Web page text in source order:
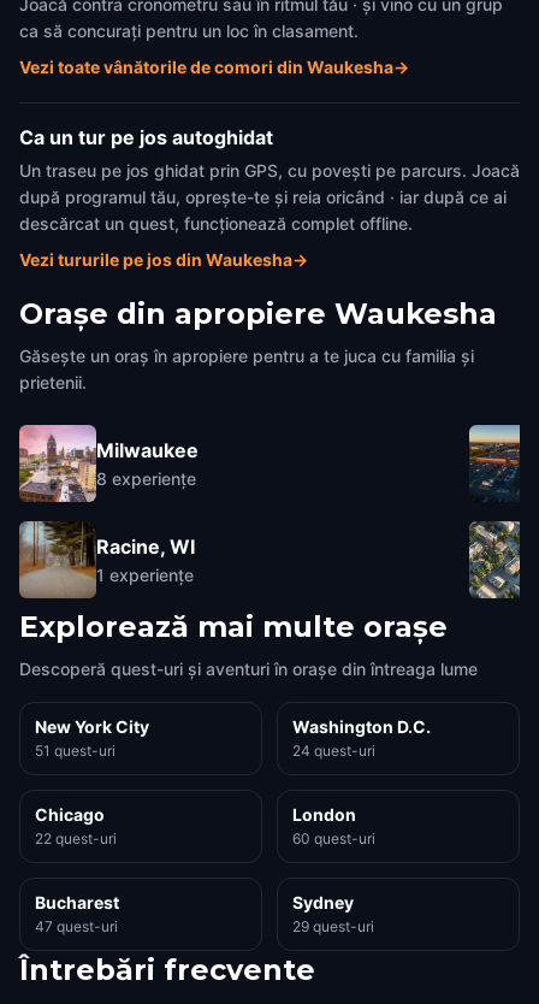
Joacă contra cronometru sau în ritmul tău · și vino cu un grup
ca să concurați pentru un loc în clasament.
Vezi toate vânătorile de comori din Waukesha→
Ca un tur pe jos autoghidat
Un traseu pe jos ghidat prin GPS, cu povești pe parcurs. Joacă
după programul tău, oprește-te și reia oricând · iar după ce ai
descărcat un quest, funcționează complet offline.
Vezi tururile pe jos din Waukesha→
Orașe din apropiere Waukesha
Găsește un oraș în apropiere pentru a te juca cu familia și
prietenii.
Milwaukee
8 experiențe
Racine, WI
1 experiențe
Explorează mai multe orașe
Descoperă quest-uri și aventuri în orașe din întreaga lume
New York City
51 quest-uri
Washington D.C.
24 quest-uri
Chicago
22 quest-uri
London
60 quest-uri
Bucharest
47 quest-uri
Sydney
29 quest-uri
Întrebări frecvente